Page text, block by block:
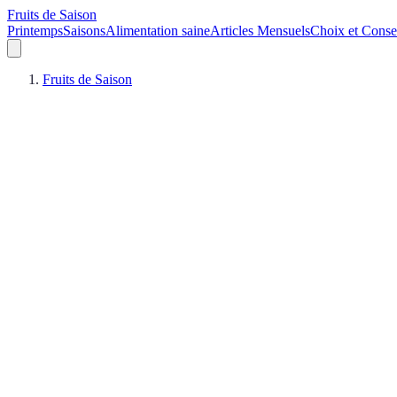
Fruits de Saison
PrintempsSaisonsAlimentation saineArticles MensuelsChoix et
Fruits de Saison